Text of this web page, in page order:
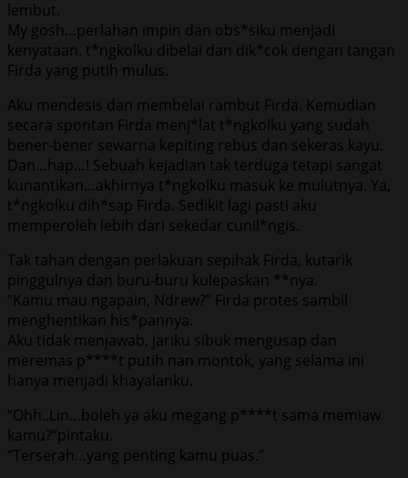
lembut.
My gosh…perlahan impin dan obs*siku menjadi
kenyataan. t*ngkolku dibelai dan dik*cok dengan tangan
Firda yang putih mulus.
Aku mendesis dan membelai rambut Firda. Kemudian
secara spontan Firda menj*lat t*ngkolku yang sudah
bener-bener sewarna kepiting rebus dan sekeras kayu.
Dan…hap…! Sebuah kejadian tak terduga tetapi sangat
kunantikan…akhirnya t*ngkolku masuk ke mulutnya. Ya,
t*ngkolku dih*sap Firda. Sedikit lagi pasti aku
memperoleh lebih dari sekedar cunil*ngis.
Tak tahan dengan perlakuan sepihak Firda, kutarik
pinggulnya dan buru-buru kulepaskan **nya.
“Kamu mau ngapain, Ndrew?” Firda protes sambil
menghentikan his*pannya.
Aku tidak menjawab, jariku sibuk mengusap dan
meremas p****t putih nan montok, yang selama ini
hanya menjadi khayalanku.
“Ohh..Lin…boleh ya aku megang p****t sama memiaw
kamu?”pintaku.
“Terserah…yang penting kamu puas.”